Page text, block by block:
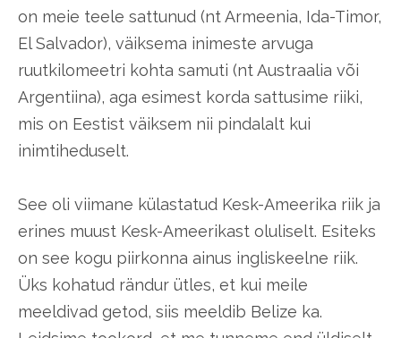
on meie teele sattunud (nt Armeenia, Ida-Timor,
El Salvador), väiksema inimeste arvuga
ruutkilomeetri kohta samuti (nt Austraalia või
Argentiina), aga esimest korda sattusime riiki,
mis on Eestist väiksem nii pindalalt kui
inimtiheduselt.
See oli viimane külastatud Kesk-Ameerika riik ja
erines muust Kesk-Ameerikast oluliselt. Esiteks
on see kogu piirkonna ainus ingliskeelne riik.
Üks kohatud rändur ütles, et kui meile
meeldivad getod, siis meeldib Belize ka.